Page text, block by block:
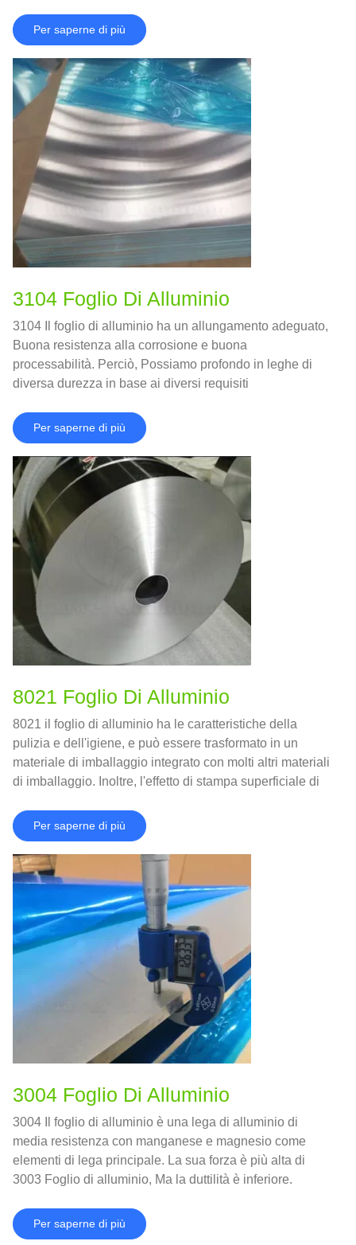
Per saperne di più
3104 Foglio Di Alluminio
3104 Il foglio di alluminio ha un allungamento adeguato,
Buona resistenza alla corrosione e buona
processabilità. Perciò, Possiamo profondo in leghe di
diversa durezza in base ai diversi requisiti
Per saperne di più
8021 Foglio Di Alluminio
8021 il foglio di alluminio ha le caratteristiche della
pulizia e dell'igiene, e può essere trasformato in un
materiale di imballaggio integrato con molti altri materiali
di imballaggio. Inoltre, l'effetto di stampa superficiale di
Perciò, 8021 La lega in alluminio può essere utilizzata
anche nel campo degli imballaggi alimentari.
Per saperne di più
3004 Foglio Di Alluminio
3004 Il foglio di alluminio è una lega di alluminio di
media resistenza con manganese e magnesio come
elementi di lega principale. La sua forza è più alta di
3003 Foglio di alluminio, Ma la duttilità è inferiore.
Per saperne di più